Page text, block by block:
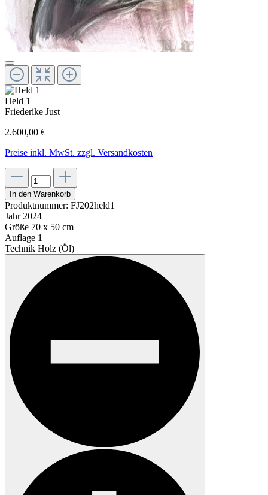
Held 1
Friederike Just
2.600,00 €
Preise inkl. MwSt. zzgl. Versandkosten
In den Warenkorb
Produktnummer: FJ202held1
Jahr 2024
Größe 70 x 50 cm
Auflage 1
Technik Holz (Öl)